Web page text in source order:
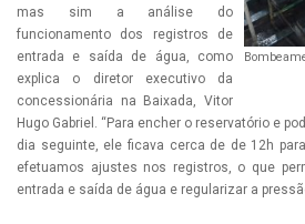
mas sim a análise do
funcionamento dos registros de
entrada e saída de água, como
explica o diretor executivo da
concessionária na Baixada, Vitor
Hugo Gabriel. “Para encher o reservatório e
dia seguinte, ele ficava cerca de de 12h
efetuamos ajustes nos registros, o que
entrada e saída de água e regularizar a